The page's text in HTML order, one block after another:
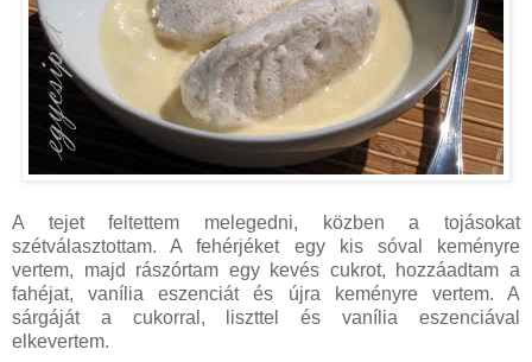
A tejet feltettem melegedni, közben a tojásokat
szétválasztottam. A fehérjéket egy kis sóval keményre
vertem, majd rászórtam egy kevés cukrot, hozzáadtam a
fahéjat, vanília eszenciát és újra keményre vertem. A
sárgáját a cukorral, liszttel és vanília eszenciával
elkevertem.